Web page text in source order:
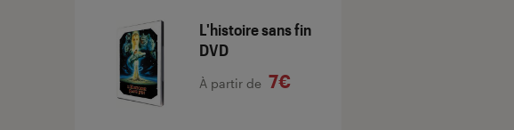
L'histoire sans fin
DVD
À partir de 7€